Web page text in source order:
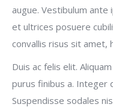
augue. Vestibulum ante
et ultrices posuere
convallis risus sit amet,
Duis ac felis elit.
purus finibus a. Integer
Suspendisse sodales